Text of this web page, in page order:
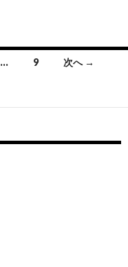
… 9 次へ →